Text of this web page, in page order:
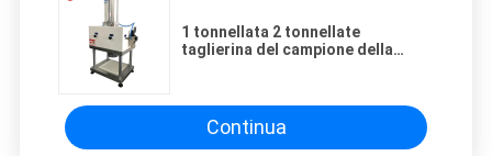
1 tonnellata 2 tonnellate
taglierina del campione della
di gomma di plastica pneumatico
che fa macchina
Continua